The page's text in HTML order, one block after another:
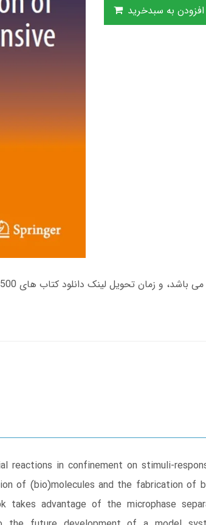
افزودن به سبدخرید
reactions in confinement on stimuli-
of (bio)molecules and the fabrication of
takes advantage of the microphase